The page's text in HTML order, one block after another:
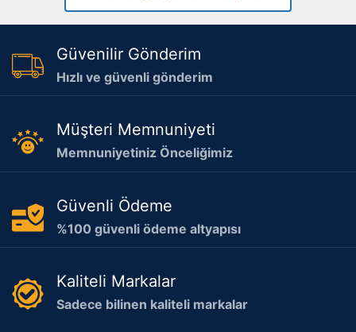
Güvenilir Gönderim
Hızlı ve güvenli gönderim
Müşteri Memnuniyeti
Memnuniyetiniz Önceliğimiz
Güvenli Ödeme
%100 güvenli ödeme altyapısı
Kaliteli Markalar
Sadece bilinen kaliteli markalar